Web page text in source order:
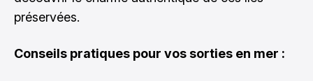
préservées.
Conseils pratiques pour vos sorties en mer :